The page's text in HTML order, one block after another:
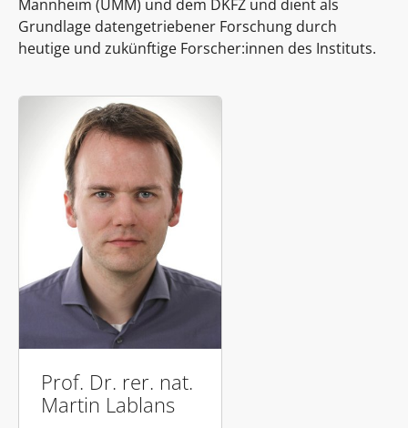
Mannheim (UMM) und dem DKFZ und dient als
Grundlage datengetriebener Forschung durch
heutige und zukünftige Forscher:innen des Instituts.
Prof. Dr. rer. nat.
Martin Lablans